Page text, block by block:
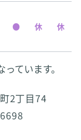
ています。
2丁目74